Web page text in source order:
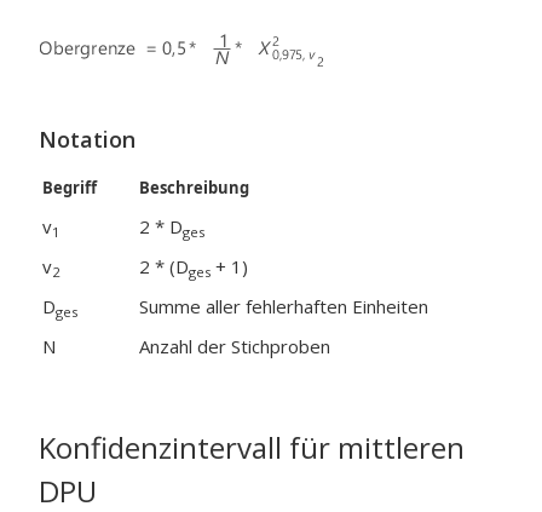
Notation
Begriff Beschreibung
v1 2 * Dges
v2 2 * (Dges + 1)
Dges
Summe aller fehlerhaften Einheiten
N
Anzahl der Stichproben
Konfidenzintervall für mittleren
DPU